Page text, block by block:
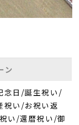
ン
念日/誕生祝い/
祝い/お祝い返
い/還暦祝い/御